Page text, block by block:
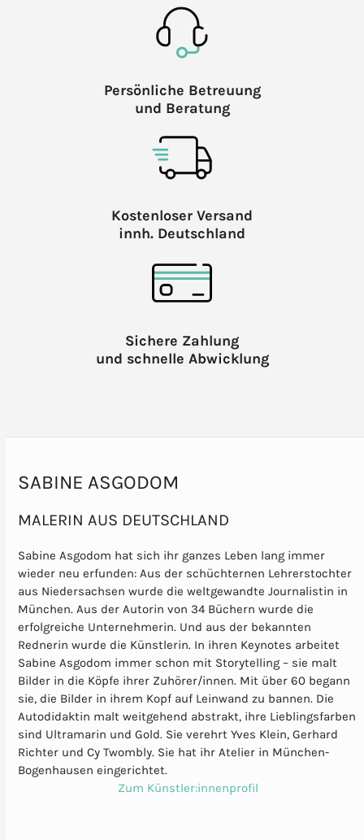
Persönliche Betreuung
und Beratung
Kostenloser Versand
innh. Deutschland
Sichere Zahlung
und schnelle Abwicklung
SABINE ASGODOM
MALERIN AUS DEUTSCHLAND
Sabine Asgodom hat sich ihr ganzes Leben lang immer
wieder neu erfunden: Aus der schüchternen Lehrerstochter
aus Niedersachsen wurde die weltgewandte Journalistin in
München. Aus der Autorin von 34 Büchern wurde die
erfolgreiche Unternehmerin. Und aus der bekannten
Rednerin wurde die Künstlerin. In ihren Keynotes arbeitet
Sabine Asgodom immer schon mit Storytelling – sie malt
Bilder in die Köpfe ihrer Zuhörer/innen. Mit über 60 begann
sie, die Bilder in ihrem Kopf auf Leinwand zu bannen. Die
Autodidaktin malt weitgehend abstrakt, ihre Lieblingsfarben
sind Ultramarin und Gold. Sie verehrt Yves Klein, Gerhard
Richter und Cy Twombly. Sie hat ihr Atelier in München-
Bogenhausen eingerichtet.
Zum Künstler:innenprofil